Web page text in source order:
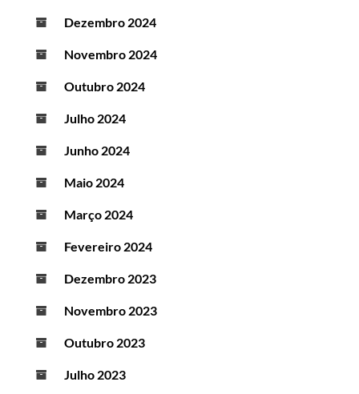
Dezembro 2024
Novembro 2024
Outubro 2024
Julho 2024
Junho 2024
Maio 2024
Março 2024
Fevereiro 2024
Dezembro 2023
Novembro 2023
Outubro 2023
Julho 2023